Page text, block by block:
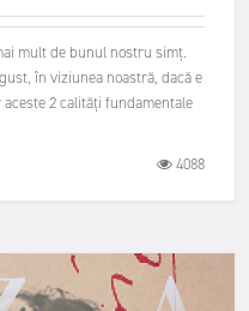
mult de bunul nostru simț.
în viziunea noastră, dacă e
2 calități fundamentale
4088